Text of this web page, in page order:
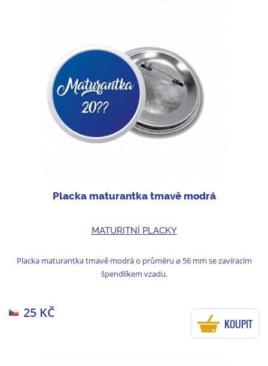
Placka maturantka tmavě modrá
MATURITNÍ PLACKY
Placka maturantka tmavě modrá o průměru ⌀ 56 mm se zavíracím
špendlíkem vzadu.
25 KČ
KOUPIT